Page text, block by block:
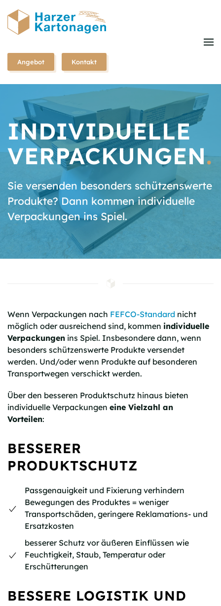
Zum
springen
Angebot Kontakt
INDIVIDUELLE
VERPACKUNGEN.
Sie versenden besonders schützenswerte
Produkte? Dann kommen individuelle
Verpackungen ins Spiel.
Wenn Verpackungen nach FEFCO-Standard nicht
möglich oder ausreichend sind, kommen individuelle
Verpackungen ins Spiel. Insbesondere dann, wenn
besonders schützenswerte Produkte versendet
werden. Und/oder wenn Produkte auf besonderen
Transportwegen verschickt werden.
Über den besseren Produktschutz hinaus bieten
individuelle Verpackungen eine Vielzahl an
Vorteilen:
BESSERER
PRODUKTSCHUTZ
Passgenauigkeit und Fixierung verhindern
Bewegungen des Produktes = weniger
Transportschäden, geringere Reklamations- und
Ersatzkosten
besserer Schutz vor äußeren Einflüssen wie
Feuchtigkeit, Staub, Temperatur oder
Erschütterungen
BESSERE LOGISTIK UND